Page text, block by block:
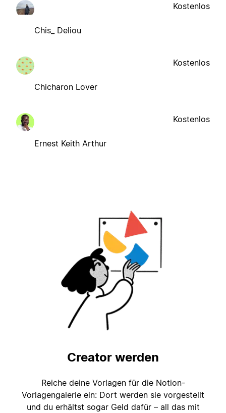
Chis_ Deliou
Kostenlos
Chicharon Lover
Kostenlos
Ernest Keith Arthur
Kostenlos
Creator werden
Reiche deine Vorlagen für die Notion-
Vorlagengalerie ein: Dort werden sie vorgestellt
und du erhältst sogar Geld dafür – all das mit